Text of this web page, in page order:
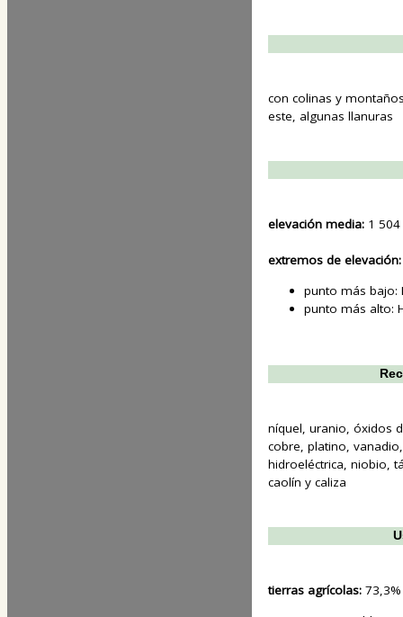
con colinas y
este, algunas llanuras
elevación media: 1
extremos de elevación:
punto más bajo:
punto más alto:
níquel, uranio, óxidos
cobre, platino,
hidroeléctrica, niobio,
caolín y caliza
tierras agrícolas: 73,3%